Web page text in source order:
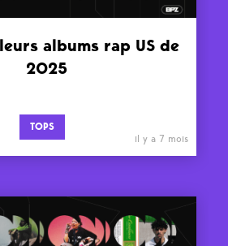
albums rap US de
2025
TOPS
il y a 7 mois